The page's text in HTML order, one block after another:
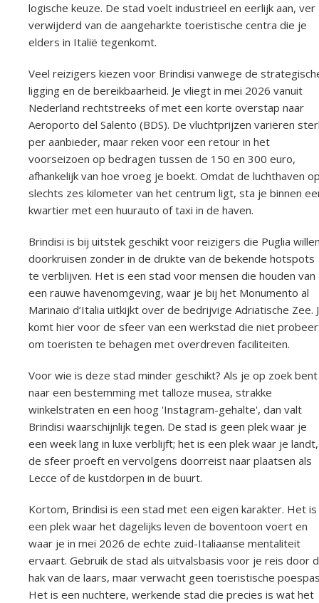
logische keuze. De stad voelt industrieel en eerlijk aan, ver
verwijderd van de aangeharkte toeristische centra die je
elders in Italië tegenkomt.
Veel reizigers kiezen voor Brindisi vanwege de
ligging en de bereikbaarheid. Je vliegt in mei 2026 vanuit
Nederland rechtstreeks of met een korte overstap naar
Aeroporto del Salento (BDS). De vluchtprijzen variëren
per aanbieder, maar reken voor een retour in het
voorseizoen op bedragen tussen de 150 en 300 euro,
afhankelijk van hoe vroeg je boekt. Omdat de luchthaven
slechts zes kilometer van het centrum ligt, sta je binnen
kwartier met een huurauto of taxi in de haven.
Brindisi is bij uitstek geschikt voor reizigers die Puglia
doorkruisen zonder in de drukte van de bekende hotspots
te verblijven. Het is een stad voor mensen die houden van
een rauwe havenomgeving, waar je bij het Monumento al
Marinaio d’Italia uitkijkt over de bedrijvige Adriatische Zee.
komt hier voor de sfeer van een werkstad die niet
om toeristen te behagen met overdreven faciliteiten.
Voor wie is deze stad minder geschikt? Als je op zoek bent
naar een bestemming met talloze musea, strakke
winkelstraten en een hoog 'Instagram-gehalte', dan valt
Brindisi waarschijnlijk tegen. De stad is geen plek waar je
een week lang in luxe verblijft; het is een plek waar je landt,
de sfeer proeft en vervolgens doorreist naar plaatsen als
Lecce of de kustdorpen in de buurt.
Kortom, Brindisi is een stad met een eigen karakter. Het is
een plek waar het dagelijks leven de boventoon voert en
waar je in mei 2026 de echte zuid-Italiaanse mentaliteit
ervaart. Gebruik de stad als uitvalsbasis voor je reis door
hak van de laars, maar verwacht geen toeristische
Het is een nuchtere, werkende stad die precies is wat het